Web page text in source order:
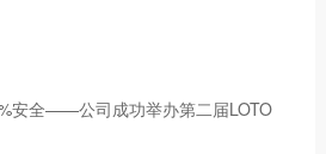
安全——公司成功举办第二届LOTO